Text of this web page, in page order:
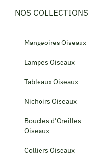
NOS COLLECTIONS
Mangeoires Oiseaux
Lampes Oiseaux
Tableaux Oiseaux
Nichoirs Oiseaux
Boucles d’Oreilles
Oiseaux
Colliers Oiseaux